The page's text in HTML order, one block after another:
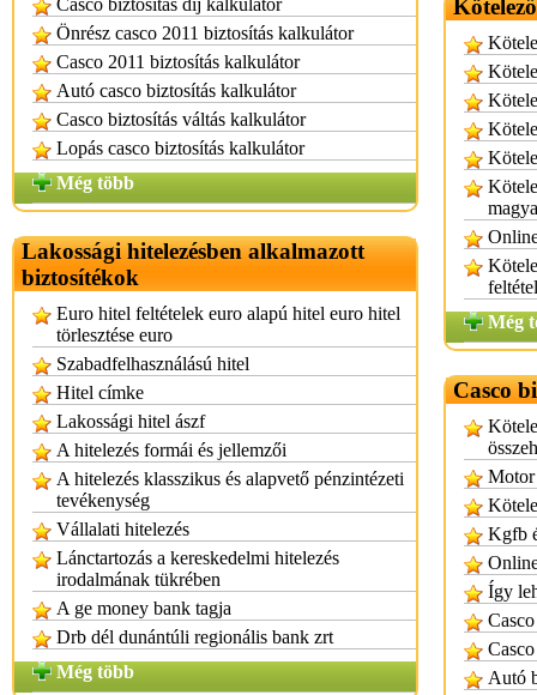
Casco biztosítás díj kalkulátor
Önrész casco 2011 biztosítás kalkulátor
Casco 2011 biztosítás kalkulátor
Autó casco biztosítás kalkulátor
Casco biztosítás váltás kalkulátor
Lopás casco biztosítás kalkulátor
Még több
Lakossági hitelezésben alkalmazott
biztosítékok
Euro hitel feltételek euro alapú hitel euro hitel
törlesztése euro
Szabadfelhasználású hitel
Hitel címke
Lakossági hitel ászf
A hitelezés formái és jellemzői
A hitelezés klasszikus és alapvető pénzintézeti
tevékenység
Vállalati hitelezés
Lánctartozás a kereskedelmi hitelezés
irodalmának tükrében
A ge money bank tagja
Drb dél dunántúli regionális bank zrt
Még több
Még
Casco
Motor
Kgfb
Így
Autó